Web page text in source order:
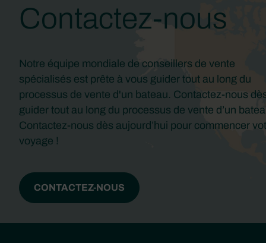
Contactez-nous
Notre équipe mondiale de conseillers de vente
spécialisés est prête à vous guider tout au long du
processus de vente d'un bateau. Contactez-nous
guider tout au long du processus de vente d’un
Contactez-nous dès aujourd’hui pour commencer
voyage !
CONTACTEZ-NOUS